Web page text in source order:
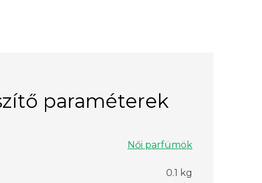
paraméterek
Női parfümök
0.1 kg